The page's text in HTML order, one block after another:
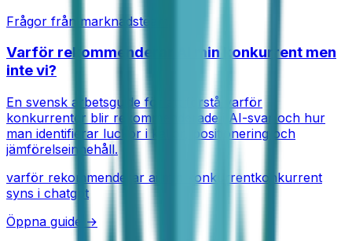
Frågor från marknadsteam
Varför rekommenderar AI min konkurrent men
inte vi?
En svensk arbetsguide för att förstå varför
konkurrenter blir rekommenderade i AI-svar och hur
man identifierar luckor i källor, positionering och
jämförelseinnehåll.
varför rekommenderar ai min konkurrentkonkurrent
syns i chatgpt
Öppna guide →